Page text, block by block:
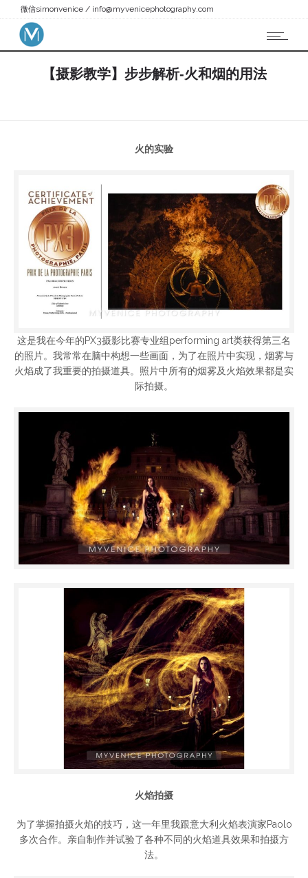
微信simonvenice / info@myvenicephotography.com
【摄影教学】步步解析-火和烟的用法
火的实验
这是我在今年的PX3摄影比赛专业组performing art类获得第三名
的照片。我常常在脑中构想一些画面，为了在照片中实现，烟雾与
火焰成了我重要的拍摄道具。照片中所有的烟雾及火焰效果都是实
际拍摄。
火焰拍摄
为了掌握拍摄火焰的技巧，这一年里我跟意大利火焰表演家Paolo
多次合作。亲自制作并试验了各种不同的火焰道具效果和拍摄方
法。